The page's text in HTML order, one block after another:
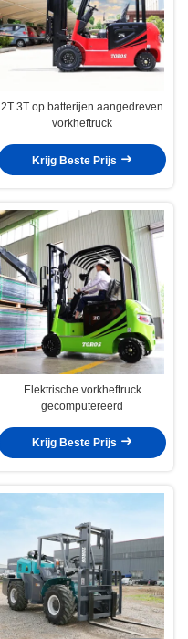
2T 3T op batterijen aangedreven
vorkheftruck
Krijg Beste Prijs
Elektrische vorkheftruck
gecomputereerd
Krijg Beste Prijs